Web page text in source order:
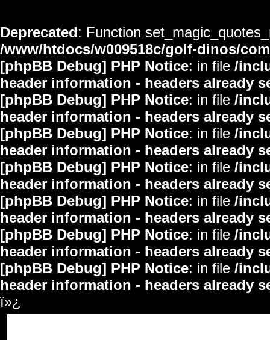
Deprecated: Function
/www/htdocs/w009518c/golf-dinos/
[phpBB Debug] PHP Notice: in file /
header information - headers already
[phpBB Debug] PHP Notice: in file /
header information - headers already
[phpBB Debug] PHP Notice: in file /
header information - headers already
[phpBB Debug] PHP Notice: in file /
header information - headers already
[phpBB Debug] PHP Notice: in file /
header information - headers already
[phpBB Debug] PHP Notice: in file /
header information - headers already
[phpBB Debug] PHP Notice: in file /
header information - headers already
ï»¿